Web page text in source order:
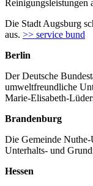
Reinigungsleistungen
Die Stadt Augsburg
aus. >> service bund
Berlin
Der Deutsche
umweltfreundliche
Marie-Elisabeth-
Brandenburg
Die Gemeinde
Unterhalts- und
Hessen